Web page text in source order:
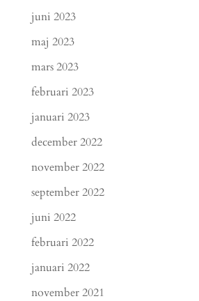
juni 2023
maj 2023
mars 2023
februari 2023
januari 2023
december 2022
november 2022
september 2022
juni 2022
februari 2022
januari 2022
november 2021